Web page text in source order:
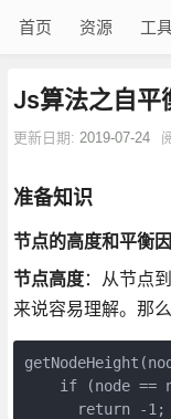
首页 资源 工
Js算法之自平
更新日期: 2019-07-24
准备知识
节点的高度和平衡
节点高度：从节点
来说容易理解。那
if (node ==
      return -1;